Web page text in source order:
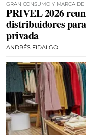
GRAN CONSUMO Y MARCA DE
PRIVEL 2026
distribuidores
privada
ANDRÉS FIDALGO